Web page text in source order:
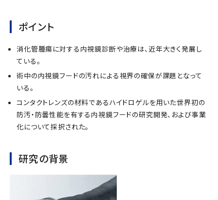
ポイント
消化管腫瘍に対する内視鏡診断や治療は、近年大きく発展し
ている。
術中の内視鏡フードの汚れによる視界の確保が課題となって
いる。
コンタクトレンズの材料であるハイドロゲルを用いた世界初の
防汚・防曇性能を有する内視鏡フードの研究開発、および事業
化について採択された。
研究の背景